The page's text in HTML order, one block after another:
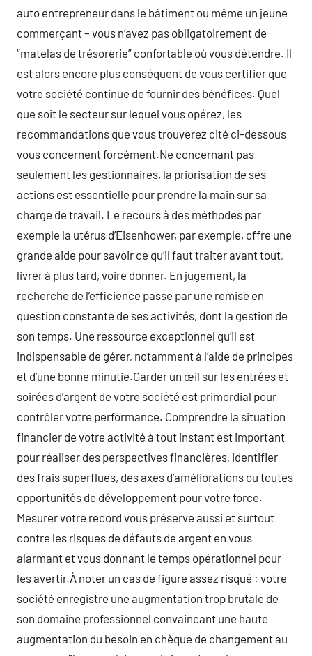
auto entrepreneur dans le bâtiment ou même un jeune
commerçant – vous n’avez pas obligatoirement de
“matelas de trésorerie” confortable où vous détendre. Il
est alors encore plus conséquent de vous certifier que
votre société continue de fournir des bénéfices. Quel
que soit le secteur sur lequel vous opérez, les
recommandations que vous trouverez cité ci-dessous
vous concernent forcément.Ne concernant pas
seulement les gestionnaires, la priorisation de ses
actions est essentielle pour prendre la main sur sa
charge de travail. Le recours à des méthodes par
exemple la utérus d’Eisenhower, par exemple, offre une
grande aide pour savoir ce qu’il faut traiter avant tout,
livrer à plus tard, voire donner. En jugement, la
recherche de l’efficience passe par une remise en
question constante de ses activités, dont la gestion de
son temps. Une ressource exceptionnel qu’il est
indispensable de gérer, notamment à l’aide de principes
et d’une bonne minutie.Garder un œil sur les entrées et
soirées d’argent de votre société est primordial pour
contrôler votre performance. Comprendre la situation
financier de votre activité à tout instant est important
pour réaliser des perspectives financières, identifier
des frais superflues, des axes d’améliorations ou toutes
opportunités de développement pour votre force.
Mesurer votre record vous préserve aussi et surtout
contre les risques de défauts de argent en vous
alarmant et vous donnant le temps opérationnel pour
les avertir.À noter un cas de figure assez risqué : votre
société enregistre une augmentation trop brutale de
son domaine professionnel convaincant une haute
augmentation du besoin en chèque de changement au